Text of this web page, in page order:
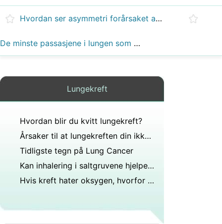
Hvordan ser asymmetri forårsaket av en kollapset lunge ut?
De minste passasjene i lungen som har cilierte epitel er?
Lungekreft
Hvordan blir du kvitt lungekreft?
Årsaker til at lungekreften din ikke kan brukes
Tidligste tegn på Lung Cancer
Kan inhalering i saltgruvene hjelpe de med lungekreft?
Hvis kreft hater oksygen, hvorfor ser det ut til at den sprer seg når en operasjon begynner?